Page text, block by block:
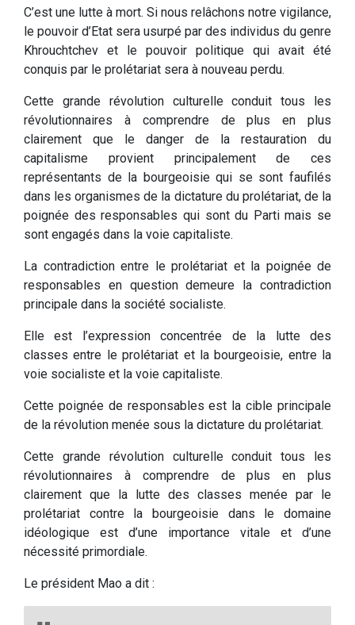
C’est une lutte à mort. Si nous relâchons notre vigilance,
le pouvoir d’Etat sera usurpé par des individus du genre
Khrouchtchev et le pouvoir politique qui avait été
conquis par le prolétariat sera à nouveau perdu.
Cette grande révolution culturelle conduit tous les
révolutionnaires à comprendre de plus en plus
clairement que le danger de la restauration du
capitalisme provient principalement de ces
représentants de la bourgeoisie qui se sont faufilés
dans les organismes de la dictature du prolétariat, de la
poignée des responsables qui sont du Parti mais se
sont engagés dans la voie capitaliste.
La contradiction entre le prolétariat et la poignée de
responsables en question demeure la contradiction
principale dans la société socialiste.
Elle est l’expression concentrée de la lutte des
classes entre le prolétariat et la bourgeoisie, entre la
voie socialiste et la voie capitaliste.
Cette poignée de responsables est la cible principale
de la révolution menée sous la dictature du prolétariat.
Cette grande révolution culturelle conduit tous les
révolutionnaires à comprendre de plus en plus
clairement que la lutte des classes menée par le
prolétariat contre la bourgeoisie dans le domaine
idéologique est d’une importance vitale et d’une
nécessité primordiale.
Le président Mao a dit :